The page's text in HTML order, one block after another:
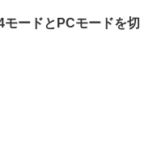
モードとPCモードを切